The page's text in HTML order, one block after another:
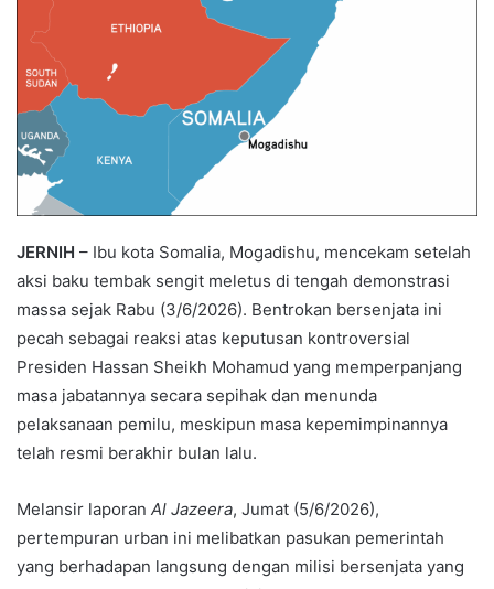
JERNIH – Ibu kota Somalia, Mogadishu, mencekam setelah
aksi baku tembak sengit meletus di tengah demonstrasi
massa sejak Rabu (3/6/2026). Bentrokan bersenjata ini
pecah sebagai reaksi atas keputusan kontroversial
Presiden Hassan Sheikh Mohamud yang memperpanjang
masa jabatannya secara sepihak dan menunda
pelaksanaan pemilu, meskipun masa kepemimpinannya
telah resmi berakhir bulan lalu.
Melansir laporan Al Jazeera, Jumat (5/6/2026),
pertempuran urban ini melibatkan pasukan pemerintah
yang berhadapan langsung dengan milisi bersenjata yang